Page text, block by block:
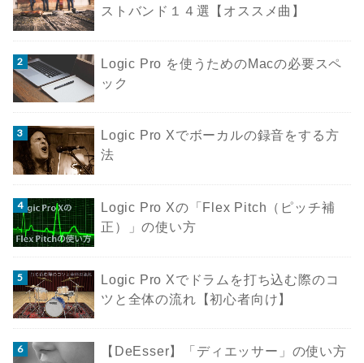
ストバンド１４選【オススメ曲】
Logic Pro を使うためのMacの必要スペ
ック
Logic Pro Xでボーカルの録音をする方
法
Logic Pro Xの「Flex Pitch（ピッチ補
正）」の使い方
Logic Pro Xでドラムを打ち込む際のコ
ツと全体の流れ【初心者向け】
【DeEsser】「ディエッサー」の使い方